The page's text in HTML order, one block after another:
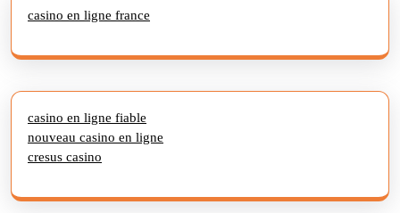
casino en ligne france
casino en ligne fiable
nouveau casino en ligne
cresus casino